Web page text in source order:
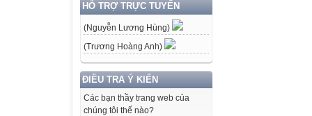
HỖ TRỢ TRỰC TUYẾN
(Nguyễn Lương Hùng)
(Trương Hoàng Anh)
ĐIỀU TRA Ý KIẾN
Các bạn thầy trang web của
chúng tôi thế nào?